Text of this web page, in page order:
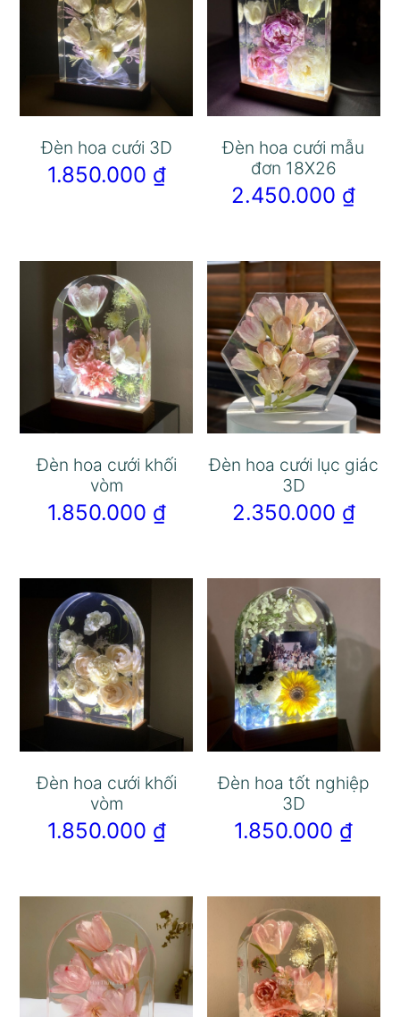
Đèn hoa cưới 3D
1.850.000 ₫
Đèn hoa cưới mẫu
đơn 18X26
2.450.000 ₫
Đèn hoa cưới khối
vòm
1.850.000 ₫
Đèn hoa cưới lục giác
3D
2.350.000 ₫
Đèn hoa cưới khối
vòm
1.850.000 ₫
Đèn hoa tốt nghiệp
3D
1.850.000 ₫